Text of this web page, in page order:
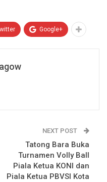
Google+
NEXT POST
Tatong Bara Buka
Turnamen Volly Ball
Piala Ketua KONI dan
Piala Ketua PBVSI Kota